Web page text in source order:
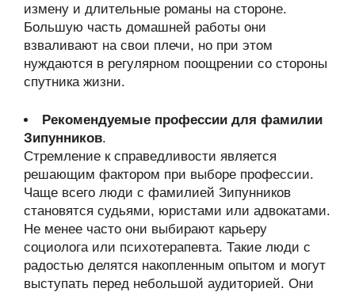
измену и длительные романы на стороне.
Большую часть домашней работы они
взваливают на свои плечи, но при этом
нуждаются в регулярном поощрении со стороны
спутника жизни.
Рекомендуемые профессии для фамилии
Зипунников.
Стремление к справедливости является
решающим фактором при выборе профессии.
Чаще всего люди с фамилией Зипунников
становятся судьями, юристами или адвокатами.
Не менее часто они выбирают карьеру
социолога или психотерапевта. Такие люди с
радостью делятся накопленным опытом и могут
выступать перед небольшой аудиторией. Они